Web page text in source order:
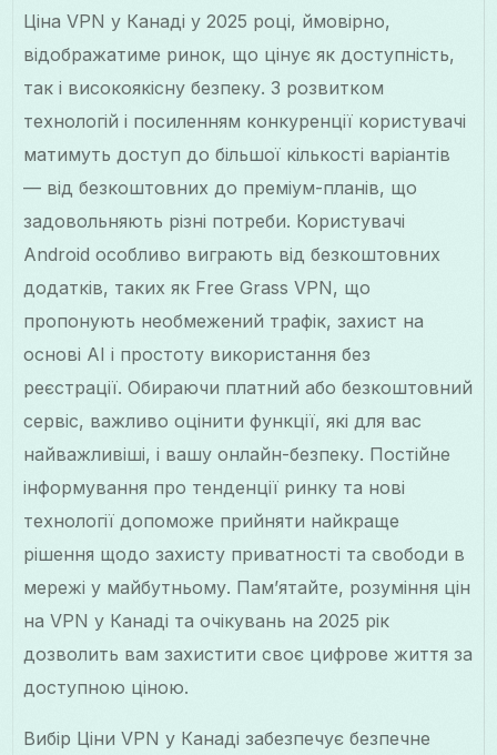
Ціна VPN у Канаді у 2025 році, ймовірно,
відображатиме ринок, що цінує як доступність,
так і високоякісну безпеку. З розвитком
технологій і посиленням конкуренції користувачі
матимуть доступ до більшої кількості варіантів
— від безкоштовних до преміум-планів, що
задовольняють різні потреби. Користувачі
Android особливо виграють від безкоштовних
додатків, таких як Free Grass VPN, що
пропонують необмежений трафік, захист на
основі AI і простоту використання без
реєстрації. Обираючи платний або безкоштовний
сервіс, важливо оцінити функції, які для вас
найважливіші, і вашу онлайн-безпеку. Постійне
інформування про тенденції ринку та нові
технології допоможе прийняти найкраще
рішення щодо захисту приватності та свободи в
мережі у майбутньому. Пам’ятайте, розуміння цін
на VPN у Канаді та очікувань на 2025 рік
дозволить вам захистити своє цифрове життя за
доступною ціною.
Вибір Ціни VPN у Канаді забезпечує безпечне